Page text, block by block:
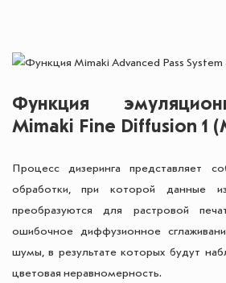
Функция
Mimaki Fine Diffusion 1
Процесс дизеринга представляет
обработки, при которой данные
преобразуются для растровой
ошибочное диффузионное
шумы, в результате которых будут
цветовая неравномерность.